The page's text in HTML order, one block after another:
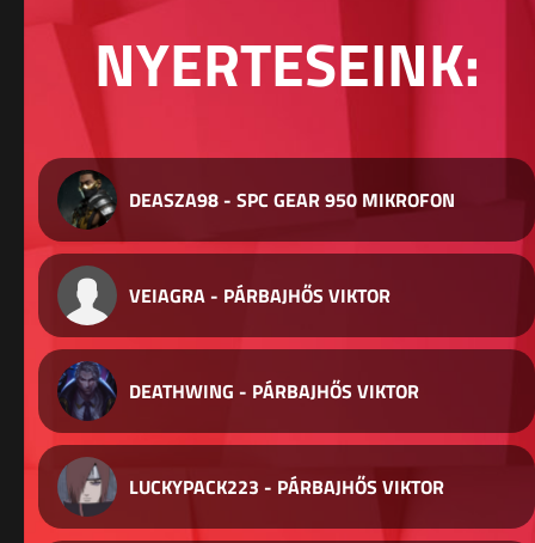
NYERTESEINK:
DEASZA98 - SPC GEAR 950 MIKROFON
VEIAGRA - PÁRBAJHŐS VIKTOR
DEATHWING - PÁRBAJHŐS VIKTOR
LUCKYPACK223 - PÁRBAJHŐS VIKTOR